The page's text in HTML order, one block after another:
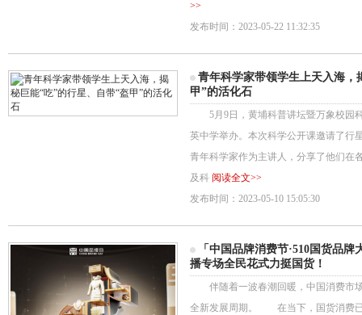
>>
发布时间：2023-05-22 11:32:35
青年科学家带领学生上天入海，
甲”的活化石
5月9日，黄埔科普讲坛暨万象校园
英中学举办。本次科学公开课邀请了行
青年科学家作为主讲人，分享了他们在
及科 阅读全文>>
发布时间：2023-05-10 15:05:30
「中国品牌消费节·510国货品
播专场全民花式力挺国货！
伴随着一波春潮回暖，中国消费市
全新发展周期。 在当下，国货消费已